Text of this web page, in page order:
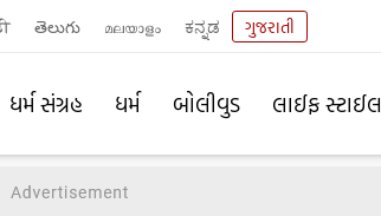
తెలుగు മലയാളം ಕನ್ನಡ ગુજરાતી
ધર્મ સંગ્રહ ધર્મ બોલીવુડ લાઈફ સ્ટાઈલ